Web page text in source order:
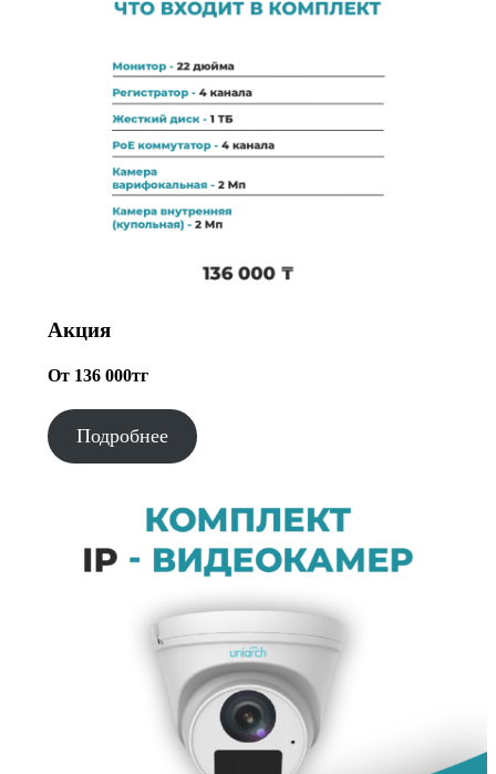
Акция
От 136 000тг
Подробнее